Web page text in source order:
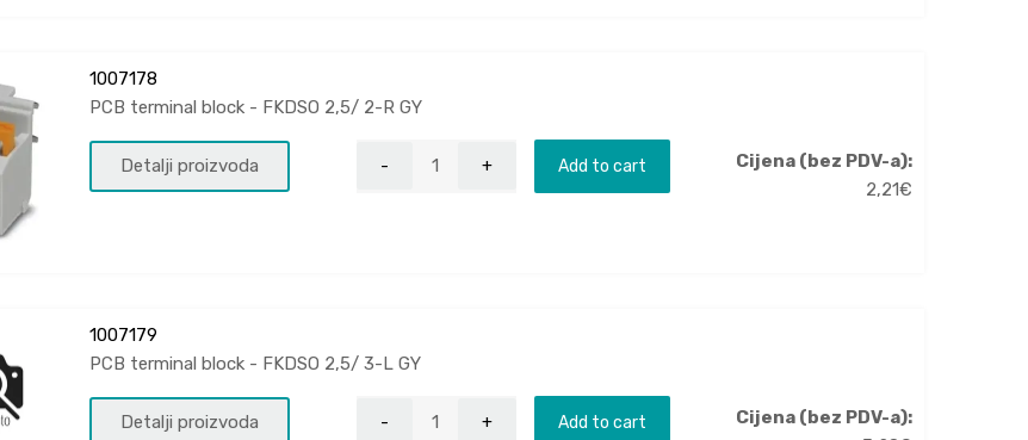
1007178
PCB terminal block - FKDSO 2,5/ 2-R GY
Detalji proizvoda Add to cart
Cijena (bez PDV-a):
2,21€
1007179
PCB terminal block - FKDSO 2,5/ 3-L GY
Detalji proizvoda Add to cart
Cijena (bez PDV-a):